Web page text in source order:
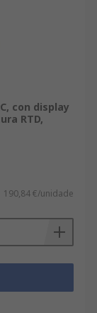
con display
RTD,
190,84 €/unidade